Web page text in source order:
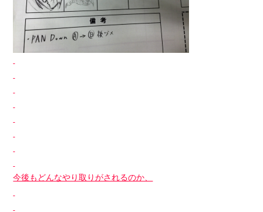
今後もどんなやり取りがされるのか、